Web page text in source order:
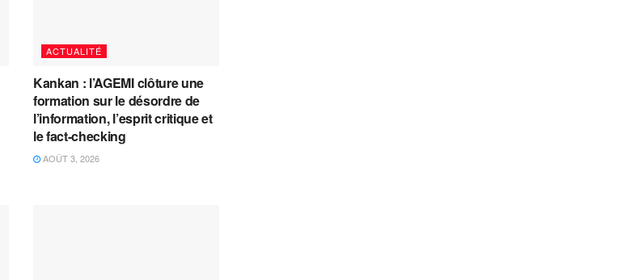
ACTUALITÉ
Kankan : l’AGEMI clôture une
formation sur le désordre de
l’information, l’esprit critique et
le fact-checking
AOÛT 3, 2026